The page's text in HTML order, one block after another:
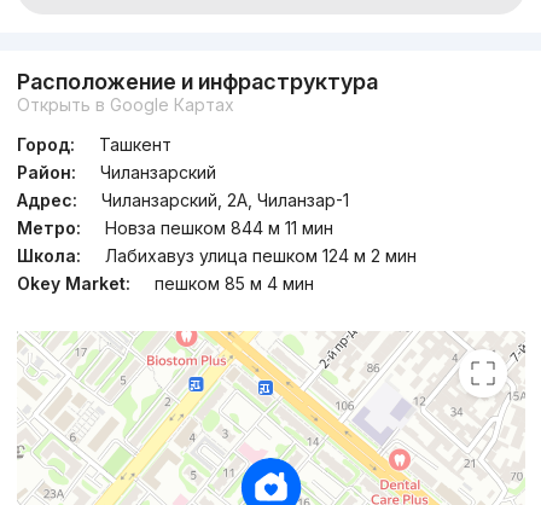
Расположение и инфраструктура
Открыть в Google Картах
Город:
Ташкент
Район:
Чиланзарский
Адрес:
Чиланзарский, 2А, Чиланзар-1
Метро:
Новза пешком 844 м 11 мин
Школа:
Лабихавуз улица пешком 124 м 2 мин
Okey Market:
пешком 85 м 4 мин